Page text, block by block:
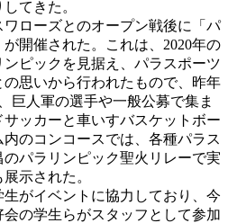
てきた。
ローズとのオープン戦後に「パ
開催された。これは、2020年の
ピックを見据え、パラスポーツ
思いから行われたもので、昨年
巨人軍の選手や一般公募で集ま
ッカーと車いすバスケットボー
のコンコースでは、各種パラス
パラリンピック聖火リレーで実
示された。
がイベントに協力しており、今
の学生らがスタッフとして参加